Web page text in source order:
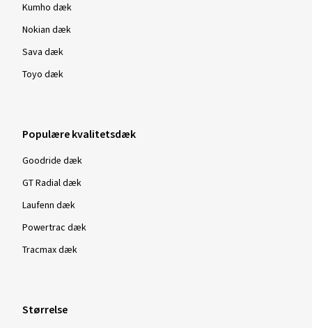
Kumho dæk
Nokian dæk
Sava dæk
Toyo dæk
Populære kvalitetsdæk
Goodride dæk
GT Radial dæk
Laufenn dæk
Powertrac dæk
Tracmax dæk
Størrelse